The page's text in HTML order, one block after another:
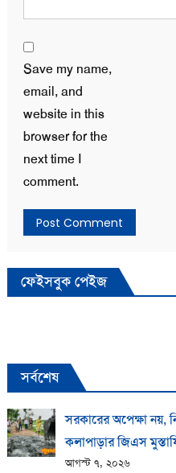
Save my name,
email, and
website in this
browser for the
next time I
comment.
ফেইসবুক পেইজ
সর্বশেষ
সরকারের অপেক্ষা নয়,
কলাপাড়ার জিএস
আগস্ট ৭, ২০২৬